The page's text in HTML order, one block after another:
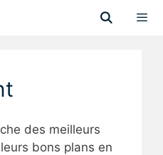
des meilleurs
bons plans en